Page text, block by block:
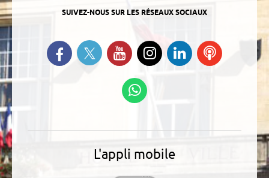
SUIVEZ-NOUS SUR LES RÉSEAUX SOCIAUX
Retrouvez-nous sur Facebook
Suivez-nous sur Twitter
Suivez-nous sur YouTube
Suivez-nous sur
Instagram
Retrouvez-
nous sur
Ecoutez
L'appli mobile